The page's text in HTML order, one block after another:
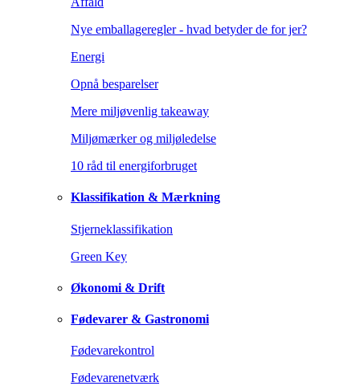
Nye emballageregler - hvad betyder de for jer?
Energi
Opnå besparelser
Mere miljøvenlig takeaway
Miljømærker og miljøledelse
10 råd til energiforbruget
Klassifikation & Mærkning
Stjerneklassifikation
Green Key
Økonomi & Drift
Fødevarer & Gastronomi
Fødevarekontrol
Fødevarenetværk